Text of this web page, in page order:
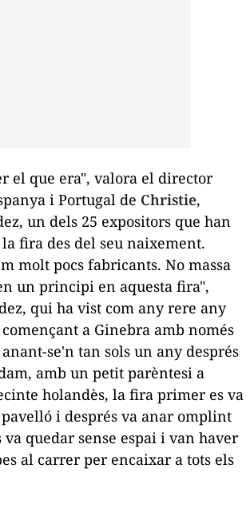
el que era", valora el director
i Portugal de Christie,
un dels 25 expositors que han
la fira des del seu naixement.
molt pocs fabricants. No massa
un principi en aquesta fira",
qui ha vist com any rere any
a Ginebra amb només
se'n tan sols un any després
amb un petit parèntesi a
holandès, la fira primer es va
i després va anar omplint
va quedar sense espai i van haver
al carrer per encaixar a tots els